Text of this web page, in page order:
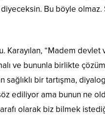
diyeceksin. Bu böyle
Karayılan, “Madem
ve bununla birlikte
bir tartışma,
ama bunun ne
olarak biz bilmek